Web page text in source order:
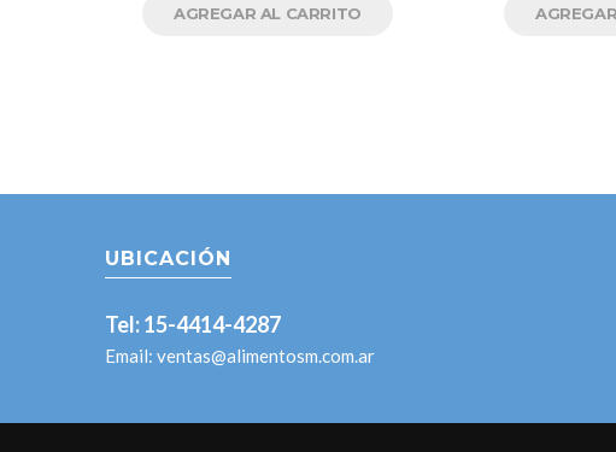
AGREGAR AL CARRITO
UBICACIÓN
Tel: 15-4414-4287
Email: ventas@alimentosm.com.ar